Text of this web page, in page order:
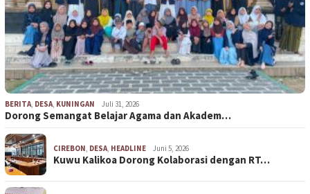
BERITA, DESA, KUNINGAN Juli 31, 2026
Dorong Semangat Belajar Agama dan Akadem…
CIREBON, DESA, HEADLINE Juni 5, 2026
Kuwu Kalikoa Dorong Kolaborasi dengan RT…